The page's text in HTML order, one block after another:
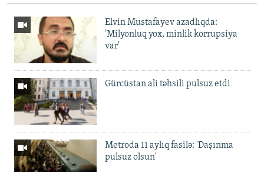
Elvin Mustafayev azadlıqda:
'Milyonluq yox, minlik korrupsiya
var'
Gürcüstan ali təhsili pulsuz etdi
Metroda 11 aylıq fasilə: 'Daşınma
pulsuz olsun'